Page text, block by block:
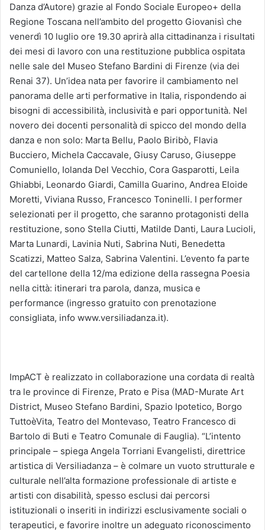
Danza d’Autore) grazie al Fondo Sociale Europeo+ della
Regione Toscana nell’ambito del progetto Giovanisì che
venerdì 10 luglio ore 19.30 aprirà alla cittadinanza i risultati
dei mesi di lavoro con una restituzione pubblica ospitata
nelle sale del Museo Stefano Bardini di Firenze (via dei
Renai 37). Un’idea nata per favorire il cambiamento nel
panorama delle arti performative in Italia, rispondendo ai
bisogni di accessibilità, inclusività e pari opportunità. Nel
novero dei docenti personalità di spicco del mondo della
danza e non solo: Marta Bellu, Paolo Biribò, Flavia
Bucciero, Michela Caccavale, Giusy Caruso, Giuseppe
Comuniello, Iolanda Del Vecchio, Cora Gasparotti, Leila
Ghiabbi, Leonardo Giardi, Camilla Guarino, Andrea Eloide
Moretti, Viviana Russo, Francesco Toninelli. I performer
selezionati per il progetto, che saranno protagonisti della
restituzione, sono Stella Ciutti, Matilde Danti, Laura Lucioli,
Marta Lunardi, Lavinia Nuti, Sabrina Nuti, Benedetta
Scatizzi, Matteo Salza, Sabrina Valentini. L’evento fa parte
del cartellone della 12/ma edizione della rassegna Poesia
nella città: itinerari tra parola, danza, musica e
performance (ingresso gratuito con prenotazione
consigliata, info www.versiliadanza.it).
ImpACT è realizzato in collaborazione una cordata di realtà
tra le province di Firenze, Prato e Pisa (MAD-Murate Art
District, Museo Stefano Bardini, Spazio Ipotetico, Borgo
TuttoèVita, Teatro del Montevaso, Teatro Francesco di
Bartolo di Buti e Teatro Comunale di Fauglia). “L’intento
principale – spiega Angela Torriani Evangelisti, direttrice
artistica di Versiliadanza – è colmare un vuoto strutturale e
culturale nell’alta formazione professionale di artiste e
artisti con disabilità, spesso esclusi dai percorsi
istituzionali o inseriti in indirizzi esclusivamente sociali o
terapeutici, e favorire inoltre un adeguato riconoscimento